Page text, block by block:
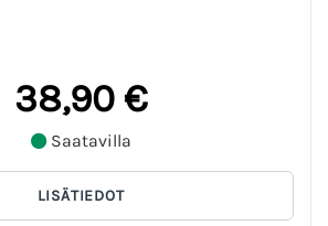
38,90 €
Saatavilla